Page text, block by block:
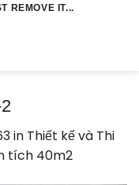
REMOVE IT...
in Thiết kế và Thi
tích 40m2